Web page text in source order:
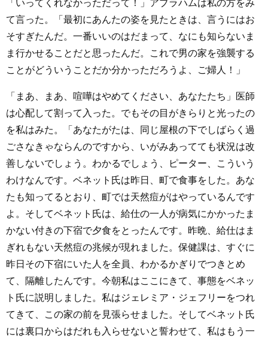
「いってくれなかっただって！」アブラハムは私の方をみ
て言った。「最初にあんたの姿を見たときは、言うにはお
そすぎたんだ。一番いいのはだまって、なにも知らないま
ま行かせることだと思ったんだ。これで男の家を強襲する
ことがどういうことだか分かっただろうよ、ご婦人！」
「まあ、まあ、喧嘩はやめてください、あなたたち」医師
は心配して割って入った。でもその目がきらりと光ったの
を私はみた。「あなたがたは、同じ屋根の下でしばらく過
ごさなきゃならんのですから、いがみあってても状況は改
善しないでしょう。わかるでしょう、ピーター、こういう
わけなんです。ベネット氏は昨日、町で食事をした。あな
たも知ってるとおり、町では天然痘がはやっているんです
よ。そしてベネット氏は、給仕の一人が病気にかかったま
かない付きの下宿で夕食をとったんです。昨晩、給仕はま
ぎれもない天然痘の兆候が現れました。保健課は、すぐに
昨日その下宿にいた人を全員、わかるかぎりでつきとめ
て、隔離したんです。今朝私はここにきて、事態をベネッ
ト氏に説明しました。私はジェレミア・ジェフリーをつれ
てきて、この家の前を見張らせました。そしてベネット氏
には裏口からはだれも入らせないと誓わせて、私はもう一